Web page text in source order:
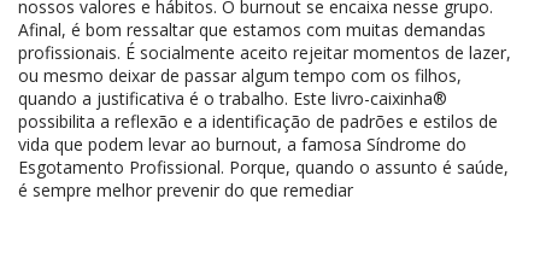
nossos valores e hábitos. O burnout se encaixa nesse grupo.
Afinal, é bom ressaltar que estamos com muitas demandas
profissionais. É socialmente aceito rejeitar momentos de lazer,
ou mesmo deixar de passar algum tempo com os filhos,
quando a justificativa é o trabalho. Este livro-caixinha®
possibilita a reflexão e a identificação de padrões e estilos de
vida que podem levar ao burnout, a famosa Síndrome do
Esgotamento Profissional. Porque, quando o assunto é saúde,
é sempre melhor prevenir do que remediar